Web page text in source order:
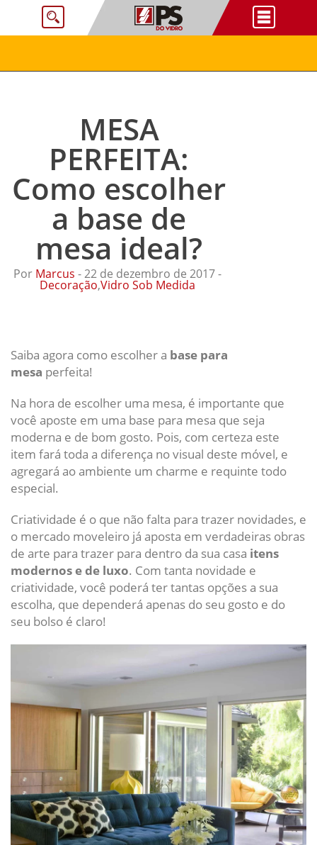
MESA
PERFEITA:
Como escolher
a base de
mesa ideal?
Por Marcus - 22 de dezembro de 2017 -
Decoração,Vidro Sob Medida
Saiba agora como escolher a base para
mesa perfeita!
Na hora de escolher uma mesa, é importante que
você aposte em uma base para mesa que seja
moderna e de bom gosto. Pois, com certeza este
item fará toda a diferença no visual deste móvel, e
agregará ao ambiente um charme e requinte todo
especial.
Criatividade é o que não falta para trazer novidades, e
o mercado moveleiro já aposta em verdadeiras obras
de arte para trazer para dentro da sua casa itens
modernos e de luxo. Com tanta novidade e
criatividade, você poderá ter tantas opções a sua
escolha, que dependerá apenas do seu gosto e do
seu bolso é claro!